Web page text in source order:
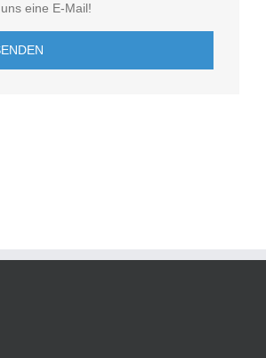
eine E-Mail!